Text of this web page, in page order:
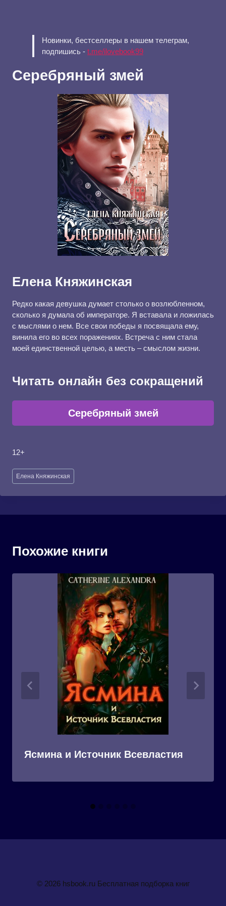
Новинки, бестселлеры в нашем телеграм,
подпишись - t.me/ilovebook99
Серебряный змей
Елена Княжинская
Редко какая девушка думает столько о возлюбленном,
сколько я думала об императоре. Я вставала и ложилась
с мыслями о нем. Все свои победы я посвящала ему,
винила его во всех поражениях. Встреча с ним стала
моей единственной целью, а месть – смыслом жизни.
Читать онлайн без сокращений
Серебряный змей
12+
Метки
записи:
Елена Княжинская
Похожие книги
Ясмина и Источник Всевластия
© 2026 hsbook.ru Бесплатная подборка книг